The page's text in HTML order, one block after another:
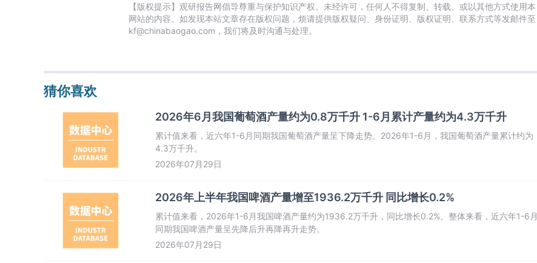
【版权提示】观研报告网倡导尊重与保护知识产权。未经许可，任何人不得复制、转载、或以其他方式使用本
网站的内容。如发现本站文章存在版权问题，烦请提供版权疑问、身份证明、版权证明、联系方式等发邮件至
kf@chinabaogao.com，我们将及时沟通与处理。
猜你喜欢
2026年6月我国葡萄酒产量约为0.8万千升 1-6月累计产量约为4.3万千升
累计值来看，近六年1-6月同期我国葡萄酒产量呈下降走势。2026年1-6月，我国葡萄酒产量累计约为
4.3万千升。
2026年07月29日
2026年上半年我国啤酒产量增至1936.2万千升 同比增长0.2%
累计值来看，2026年1-6月我国啤酒产量约为1936.2万千升，同比增长0.2%。整体来看，近六年1-6月
同期我国啤酒产量呈先降后升再降再升走势。
2026年07月29日